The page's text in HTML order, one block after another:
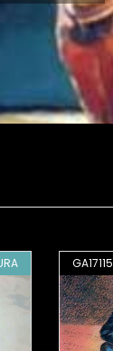
GA17115